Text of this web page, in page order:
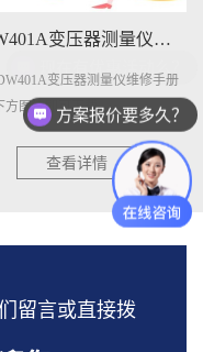
GDW401A变压器测量仪维修手册下载
变压器测量仪维修手册
方图片即可下载↓↓↓
查看详情
留言或直接拨
方案报价要多久？